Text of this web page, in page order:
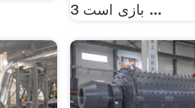
بازی است 3 ...